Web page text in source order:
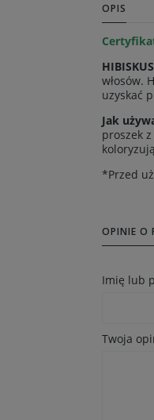
OPIS
Certyfikat
HIBISKUS
włosów.
uzyskać
Jak
proszek
*Przed
OPINIE O
Imię lub
Twoja